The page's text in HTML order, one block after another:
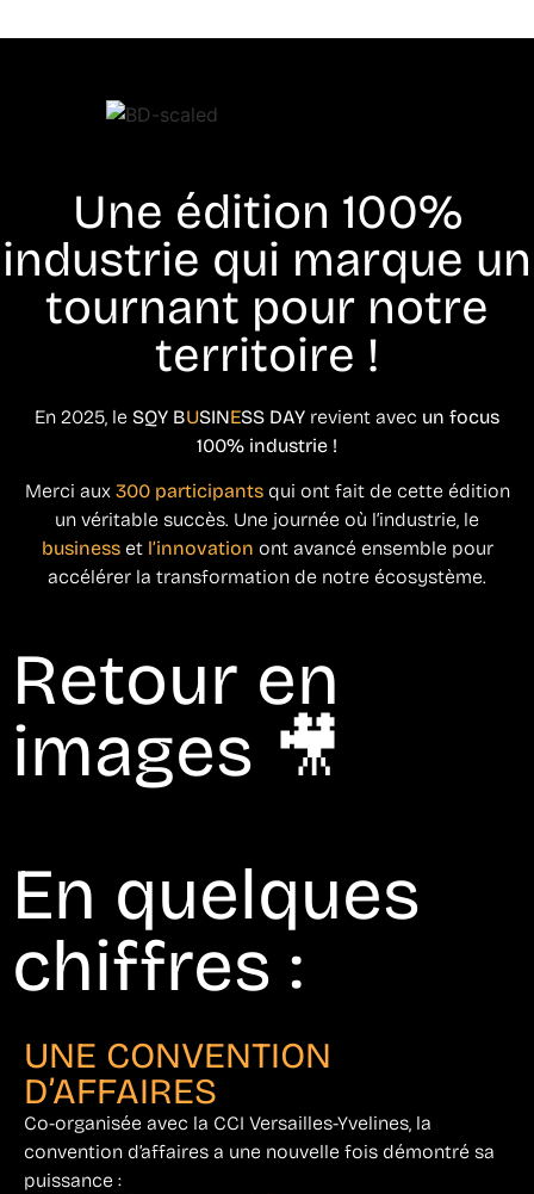
Une édition 100%
industrie qui marque un
tournant pour notre
territoire !
En 2025, le SQY BUSINESS DAY revient avec un focus
100% industrie !
Merci aux 300 participantsqui ont fait de cette édition
un véritable succès. Une journée où l’industrie, le
businesset l’innovation ont avancé ensemble pour
accélérer la transformation de notre écosystème.
Retour en
images 🎥
En quelques
chiffres :
UNE CONVENTION
D’AFFAIRES
Co-organisée avec la CCI Versailles-Yvelines, la
convention d’affaires a une nouvelle fois démontré sa
puissance :